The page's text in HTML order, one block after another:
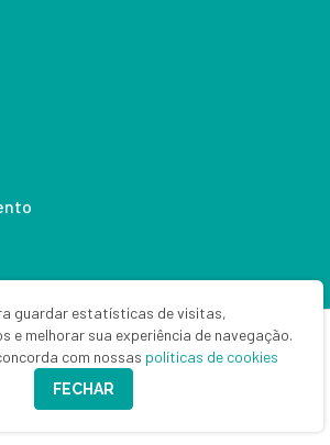
guardar estatísticas de visitas,
e melhorar sua experiência de navegação.
com nossas políticas de cookies
FECHAR